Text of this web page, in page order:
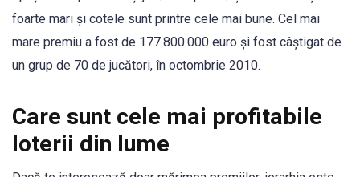
foarte mari și cotele sunt printre cele mai bune. Cel mai
mare premiu a fost de 177.800.000 euro și fost câștigat de
un grup de 70 de jucători, în octombrie 2010.
Care sunt cele mai profitabile
loterii din lume